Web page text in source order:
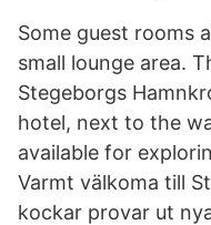
Some guest rooms
small lounge area.
Stegeborgs
hotel, next to the
available for
Varmt välkoma till
kockar provar ut